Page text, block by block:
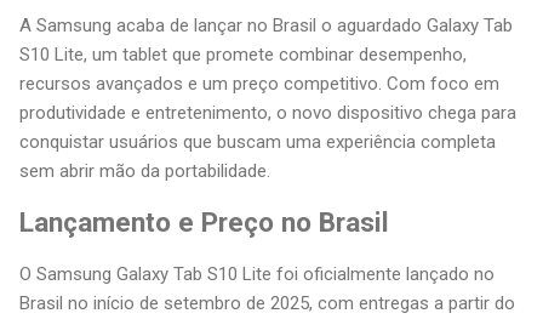
A Samsung acaba de lançar no Brasil o aguardado Galaxy Tab
S10 Lite, um tablet que promete combinar desempenho,
recursos avançados e um preço competitivo. Com foco em
produtividade e entretenimento, o novo dispositivo chega para
conquistar usuários que buscam uma experiência completa
sem abrir mão da portabilidade.
Lançamento e Preço no Brasil
O Samsung Galaxy Tab S10 Lite foi oficialmente lançado no
Brasil no início de setembro de 2025, com entregas a partir do